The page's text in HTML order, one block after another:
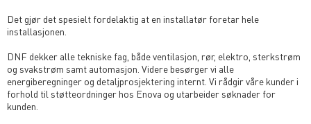
Det gjør det spesielt fordelaktig at en installatør foretar hele
installasjonen.
DNF dekker alle tekniske fag, både ventilasjon, rør, elektro, sterkstrøm
og svakstrøm samt automasjon. Videre besørger vi alle
energiberegninger og detaljprosjektering internt. Vi rådgir våre kunder i
forhold til støtteordninger hos Enova og utarbeider søknader for
kunden.